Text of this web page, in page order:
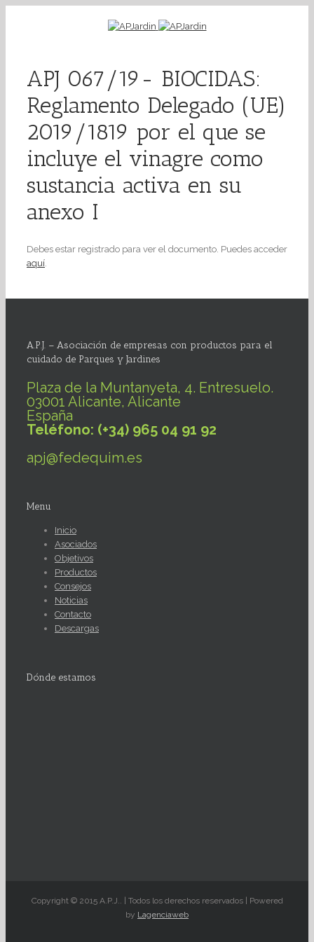
APJ 067/19- BIOCIDAS:
Reglamento Delegado (UE)
2019/1819 por el que se
incluye el vinagre como
sustancia activa en su
anexo I
Debes estar registrado para ver el documento. Puedes acceder
aquí.
A.P.J. – Asociación de empresas con productos para el
cuidado de Parques y Jardines
Plaza de la Muntanyeta, 4. Entresuelo.
03001 Alicante, Alicante
España
Teléfono: (+34) 965 04 91 92
apj@fedequim.es
Menu
Inicio
Asociados
Objetivos
Productos
Consejos
Noticias
Contacto
Descargas
Dónde estamos
Copyright © 2015 A.P.J.. | Todos los derechos reservados | Powered
by Lagenciaweb